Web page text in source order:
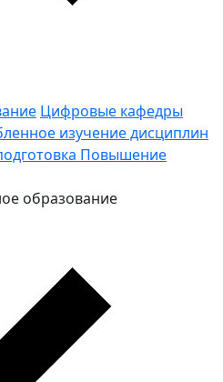
Цифровые кафедры
изучение дисциплин
Повышение
образование